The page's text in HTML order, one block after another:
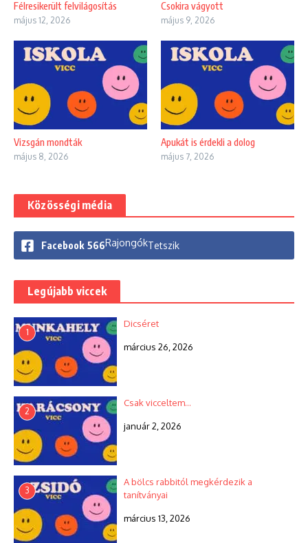
Félresikerült felvilágosítás
május 12, 2026
Csokira vágyott
május 9, 2026
Vizsgán mondták
május 8, 2026
Apukát is érdekli a dolog
május 7, 2026
Közösségi média
Facebook 566RajongókTetszik
Legújabb viccek
1
Dicséret
március 26, 2026
2
Csak vicceltem…
január 2, 2026
3
A bölcs rabbitól megkérdezik a
tanítványai
március 13, 2026